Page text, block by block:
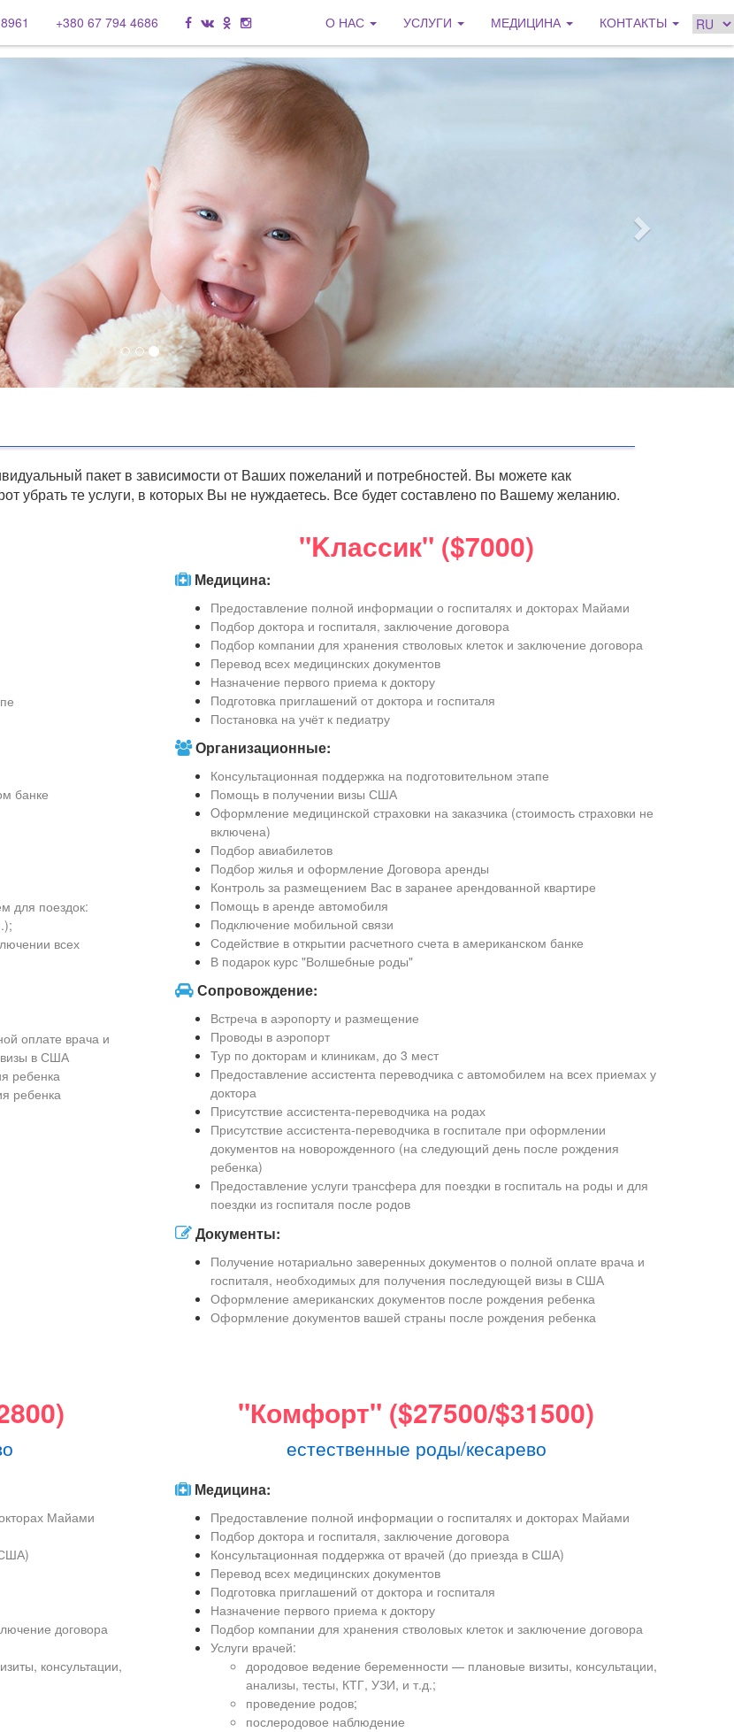
+380 67 794 4686 О НАС УСЛУГИ МЕДИЦИНА КОНТАКТЫ
пакет в зависимости от Ваших пожеланий и потребностей. Вы можете как
убрать те услуги, в которых Вы не нуждаетесь. Все будет составлено по Вашему желанию.
банке
для поездок:
всех
оплате врача и
визы в США
ребенка
ребенка
"Kлассик" ($7000)
Медицина:
Предоставление полной информации о госпиталях и докторах Майами
Подбор доктора и госпиталя, заключение договора
Подбор компании для хранения стволовых клеток и заключение договора
Перевод всех медицинских документов
Назначение первого приема к доктору
Подготовка приглашений от доктора и госпиталя
Постановка на учёт к педиатру
Организационные:
Консультационная поддержка на подготовительном этапе
Помощь в получении визы США
Oформление медицинской страховки на заказчика (стоимость страховки не
включена)
Подбор авиабилетов
Подбор жилья и оформление Договора аренды
Контроль за размещением Вас в заранее арендованной квартире
Помощь в аренде автомобиля
Подключение мобильной связи
Содействие в открытии расчетного счета в американском банке
В подарок курс "Волшебные роды"
Сопровождение:
Встреча в аэропорту и размещение
Проводы в аэропорт
Тур по докторам и клиникам, до 3 мест
Предоставление ассистента переводчика с автомобилем на всех приемах у
доктора
Присутствие ассистента-переводчика на родах
Присутствие ассистента-переводчика в госпитале при оформлении
документов на новорожденного (на следующий день после рождения
ребенка)
Предоставление услуги трансфера для поездки в госпиталь на роды и для
поездки из госпиталя после родов
Документы:
Получение нотариально заверенных документов о полной оплате врача и
госпиталя, необходимых для получения последующей визы в США
Оформление американских документов после рождения ребенка
Оформление документов вашей страны после рождения ребенка
Майами
США)
договора
консультации,
"Комфорт" ($27500/$31500)
естественные роды/кесарево
Медицина:
Предоставление полной информации о госпиталях и докторах Майами
Подбор доктора и госпиталя, заключение договора
Консультационная поддержка от врачей (до приезда в США)
Перевод всех медицинских документов
Подготовка приглашений от доктора и госпиталя
Назначение первого приема к доктору
Подбор компании для хранения стволовых клеток и заключение договора
Услуги врачей:
дородовое ведение беременности — плановые визиты, консультации,
анализы, тесты, КТГ, УЗИ, и т.д.;
проведение родов;
послеродовое наблюдение